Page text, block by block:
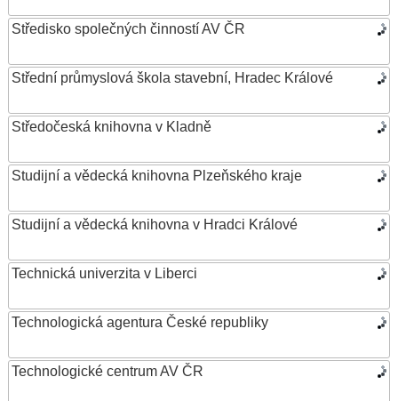
Středisko společných činností AV ČR
Střední průmyslová škola stavební, Hradec Králové
Středočeská knihovna v Kladně
Studijní a vědecká knihovna Plzeňského kraje
Studijní a vědecká knihovna v Hradci Králové
Technická univerzita v Liberci
Technologická agentura České republiky
Technologické centrum AV ČR